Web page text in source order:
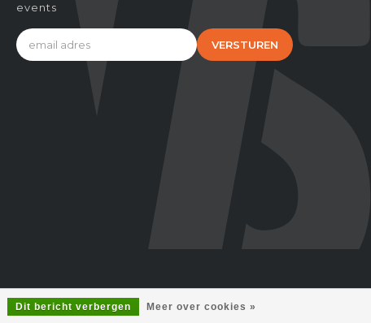
Dit bericht verbergen Meer over cookies »
events
VERSTUREN